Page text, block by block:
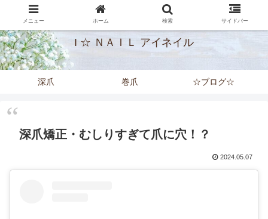
大阪河内長野の深爪矯正専門ネイルサロン
I ☆ ＮＡＩＬ アイネイル
深爪 巻爪 ☆ブログ☆
深爪矯正・むしりすぎて爪に穴！？
2024.05.07
メニュー ホーム 検索 サイドバー